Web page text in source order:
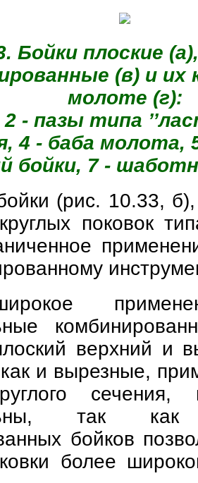
Бойки плоские
(в) и их
молоте (г):
- пазы типа
4 - баба молота,
бойки, 7 -
(рис. 10.33,
поковок
верхний и
и вырезные,
так
бойков
более